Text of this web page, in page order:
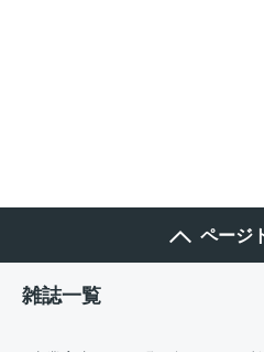
ページ
雑誌一覧